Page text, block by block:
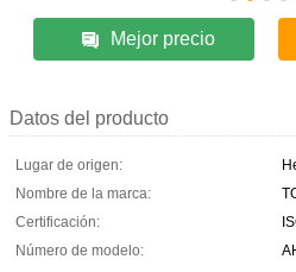
Mejor precio
Datos del producto
Lugar de origen:
Nombre de la marca:
Certificación:
Número de modelo: